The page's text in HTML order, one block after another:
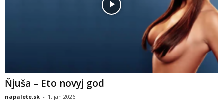
Ňjuša – Eto novyj god
napalete.sk - 1. jan 2026